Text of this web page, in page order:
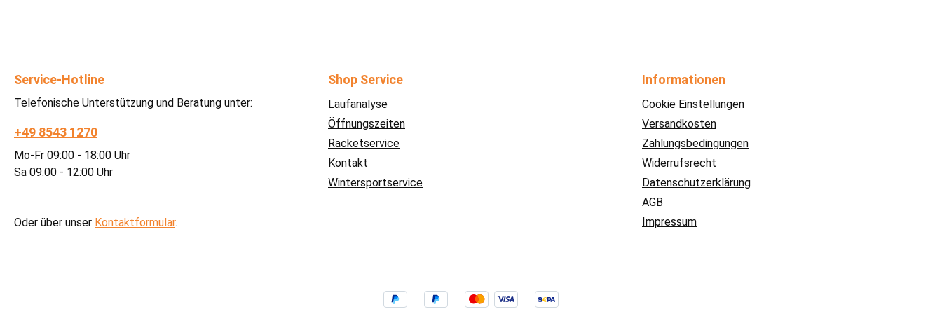
Service-Hotline
Telefonische Unterstützung und Beratung unter:
+49 8543 1270
Mo-Fr 09:00 - 18:00 Uhr
Sa 09:00 - 12:00 Uhr
Oder über unser Kontaktformular.
Shop Service
Laufanalyse
Öffnungszeiten
Racketservice
Kontakt
Wintersportservice
Informationen
Cookie Einstellungen
Versandkosten
Zahlungsbedingungen
Widerrufsrecht
Datenschutzerklärung
AGB
Impressum